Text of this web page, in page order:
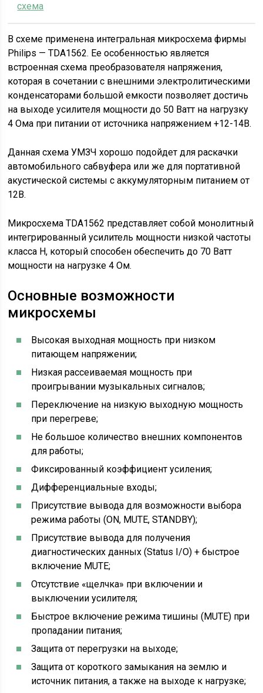
схема
В схеме применена интегральная микросхема фирмы
Philips — TDA1562. Ее особенностью является
встроенная схема преобразователя напряжения,
которая в сочетании с внешними электролитическими
конденсаторами большой емкости позволяет достичь
на выходе усилителя мощности до 50 Ватт на нагрузку
4 Ома при питании от источника напряжением +12-14В.
Данная схема УМЗЧ хорошо подойдет для раскачки
автомобильного сабвуфера или же для портативной
акустической системы с аккумуляторным питанием от
12В.
Микросхема TDA1562 представляет собой монолитный
интегрированный усилитель мощности низкой частоты
класса H, который способен обеспечить до 70 Ватт
мощности на нагрузке 4 Ом.
Основные возможности
микросхемы
Высокая выходная мощность при низком
питающем напряжении;
Низкая рассеиваемая мощность при
проигрывании музыкальных сигналов;
Переключение на низкую выходную мощность
при перегреве;
Не большое количество внешних компонентов
для работы;
Фиксированный коэффициент усиления;
Дифференциальные входы;
Присутствие вывода для возможности выбора
режима работы (ON, MUTE, STANDBY);
Присутствие вывода для получения
диагностических данных (Status I/O) + быстрое
включение MUTE;
Отсутствие «щелчка» при включении и
выключении усилителя;
Быстрое включение режима тишины (MUTE) при
пропадании питания;
Защита от перегрузки на выходе;
Защита от короткого замыкания на землю и
источник питания, а также на выходе к нагрузке;